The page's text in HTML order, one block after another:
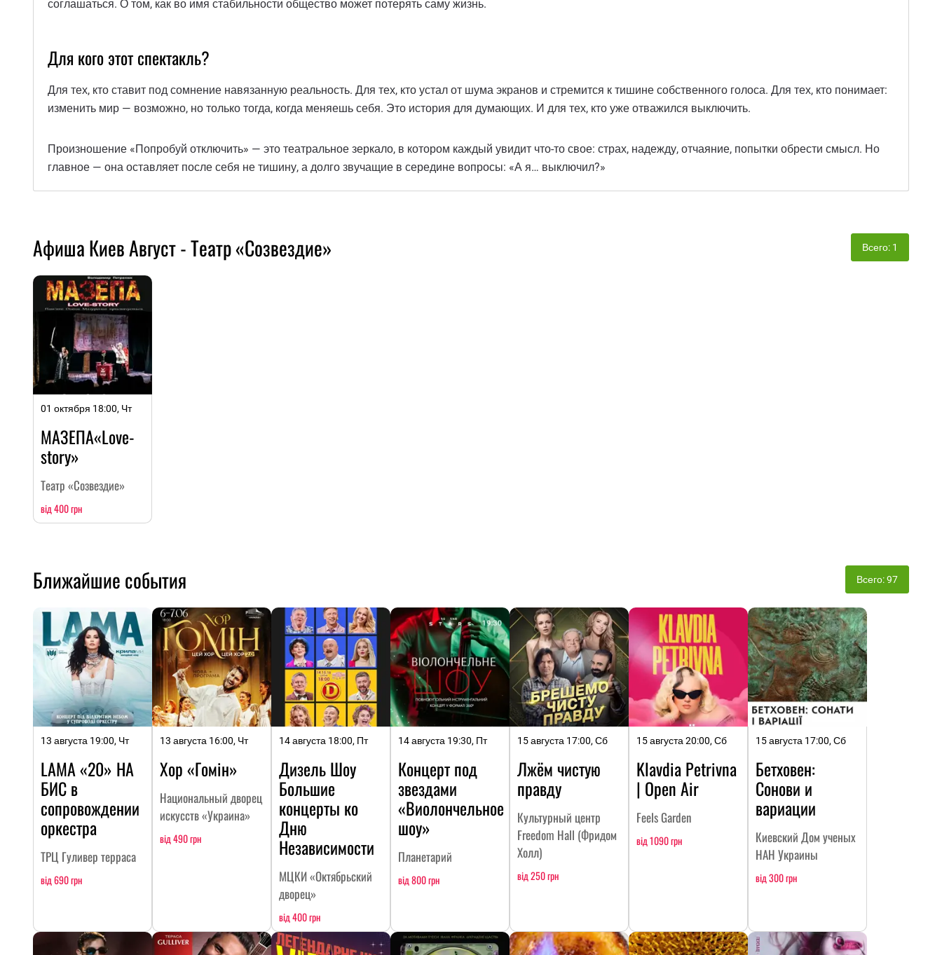
соглашаться. О том, как во имя стабильности общество может потерять саму жизнь.
Для кого этот спектакль?
Для тех, кто ставит под сомнение навязанную реальность. Для тех, кто устал от шума экранов и стремится к тишине собственного голоса. Для тех, кто понимает:
изменить мир — возможно, но только тогда, когда меняешь себя. Это история для думающих. И для тех, кто уже отважился выключить.
Произношение «Попробуй отключить» — это театральное зеркало, в котором каждый увидит что-то свое: страх, надежду, отчаяние, попытки обрести смысл. Но
главное — она оставляет после себя не тишину, а долго звучащие в середине вопросы: «А я… выключил?»
Афиша Киев Август - Театр «Созвездие» Всего: 1
01 октября 18:00, Чт
МАЗЕПА«Love-
story»
Театр «Созвездие»
від 400 грн
Ближайшие события Всего: 97
13 августа 19:00, Чт
LAMA «20» НА
БИC в
сопровождении
оркестра
ТРЦ Гуливер терраса
від 690 грн
13 августа 16:00, Чт
Хор «Гомін»
Национальный дворец
искусств «Украина»
від 490 грн
14 августа 18:00, Пт
Дизель Шоу
Большие
концерты ко
Дню
Независимости
МЦКИ «Октябрьский
дворец»
від 400 грн
14 августа 19:30, Пт
Концерт под
звездами
«Виолончельное
шоу»
Планетарий
від 800 грн
15 августа 17:00, Сб
Лжём чистую
правду
Культурный центр
Freedom Hall (Фридом
Холл)
від 250 грн
15 августа 20:00, Сб
Klavdia Petrivna
| Open Air
Feels Garden
від 1090 грн
15 августа 17:00, Сб
Бетховен:
Сонови и
вариации
Киевский Дом ученых
НАН Украины
від 300 грн